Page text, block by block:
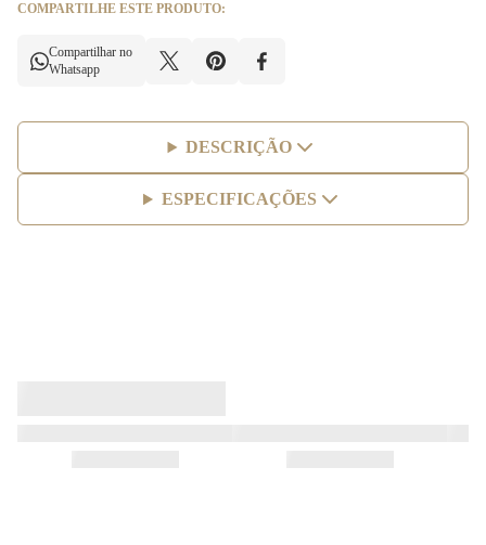
COMPARTILHE ESTE PRODUTO:
Compartilhar no
Whatsapp
DESCRIÇÃO
ESPECIFICAÇÕES